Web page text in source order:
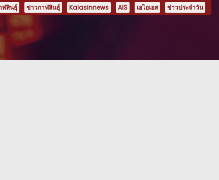
ฬสินธุ์ ข่าวกาฬสินธุ์ Kalasinnews AIS เอไอเอส ข่าวประจำวัน